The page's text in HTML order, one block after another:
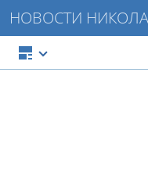
НОВОСТИ